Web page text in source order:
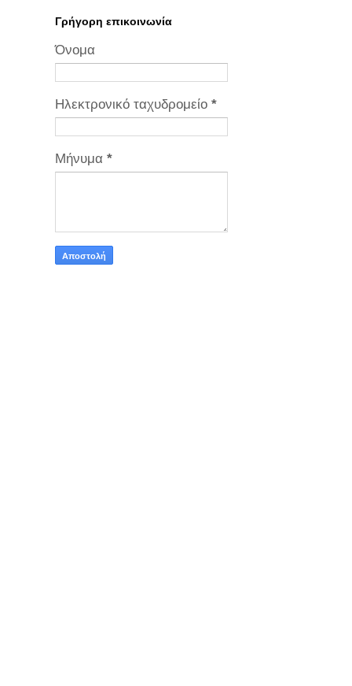
Γρήγορη επικοινωνία
Όνομα
Ηλεκτρονικό ταχυδρομείο *
Μήνυμα *